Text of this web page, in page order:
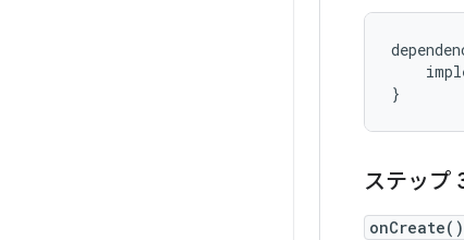
ステップ
onCreate()